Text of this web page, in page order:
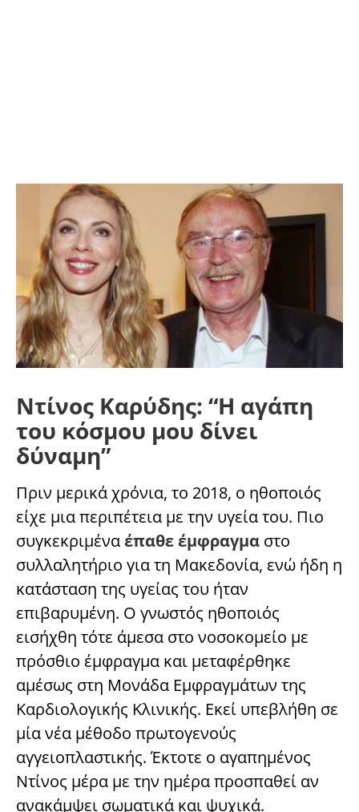
Ντίνος Καρύδης: “Η αγάπη
του κόσμου μου δίνει
δύναμη”
Πριν μερικά χρόνια, το 2018, ο ηθοποιός
είχε μια περιπέτεια με την υγεία του. Πιο
συγκεκριμέναέπαθε έμφραγμα στο
συλλαλητήριο για τη Μακεδονία, ενώ ήδη η
κατάσταση της υγείας του ήταν
επιβαρυμένη. Ο γνωστός ηθοποιός
εισήχθη τότε άμεσα στο νοσοκομείο με
πρόσθιο έμφραγμα και μεταφέρθηκε
αμέσως στη Μονάδα Εμφραγμάτων της
Καρδιολογικής Κλινικής. Εκεί υπεβλήθη σε
μία νέα μέθοδο πρωτογενούς
αγγειοπλαστικής. Έκτοτε ο αγαπημένος
Ντίνος μέρα με την ημέρα προσπαθεί αν
ανακάμψει σωματικά και ψυχικά.